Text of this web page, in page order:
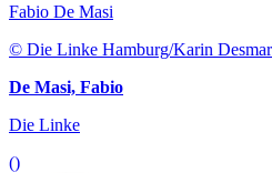
Fabio De Masi
© Die Linke Hamburg/Karin
De Masi, Fabio
Die Linke
()